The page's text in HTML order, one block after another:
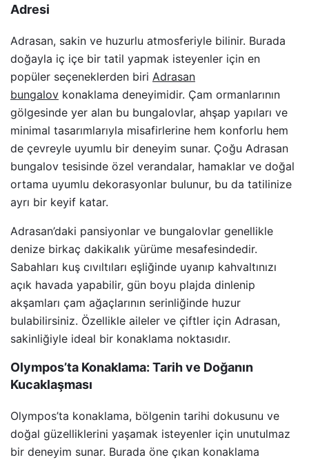
Adresi
Adrasan, sakin ve huzurlu atmosferiyle bilinir. Burada
doğayla iç içe bir tatil yapmak isteyenler için en
popüler seçeneklerden biri Adrasan
bungalov konaklama deneyimidir. Çam ormanlarının
gölgesinde yer alan bu bungalovlar, ahşap yapıları ve
minimal tasarımlarıyla misafirlerine hem konforlu hem
de çevreyle uyumlu bir deneyim sunar. Çoğu Adrasan
bungalov tesisinde özel verandalar, hamaklar ve doğal
ortama uyumlu dekorasyonlar bulunur, bu da tatilinize
ayrı bir keyif katar.
Adrasan’daki pansiyonlar ve bungalovlar genellikle
denize birkaç dakikalık yürüme mesafesindedir.
Sabahları kuş cıvıltıları eşliğinde uyanıp kahvaltınızı
açık havada yapabilir, gün boyu plajda dinlenip
akşamları çam ağaçlarının serinliğinde huzur
bulabilirsiniz. Özellikle aileler ve çiftler için Adrasan,
sakinliğiyle ideal bir konaklama noktasıdır.
Olympos’ta Konaklama: Tarih ve Doğanın
Kucaklaşması
Olympos’ta konaklama, bölgenin tarihi dokusunu ve
doğal güzelliklerini yaşamak isteyenler için unutulmaz
bir deneyim sunar. Burada öne çıkan konaklama